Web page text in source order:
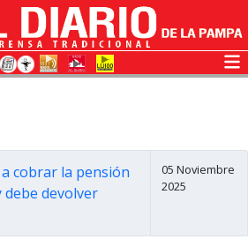
cobrar la pensión
devolver
05 Noviembre
2025